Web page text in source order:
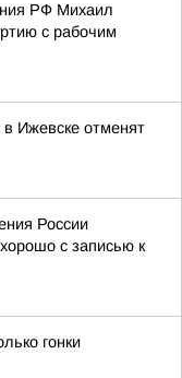
РФ Михаил
с рабочим
Ижевске отменят
России
хорошо с записью к
гонки